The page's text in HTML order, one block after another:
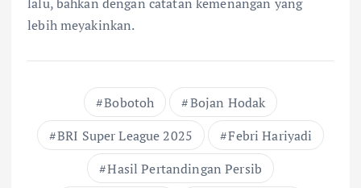
lebih meyakinkan.
Bobotoh
Bojan Hodak
BRI Super League 2025
Febri Hariyadi
Hasil Pertandingan Persib